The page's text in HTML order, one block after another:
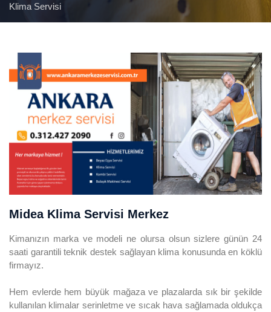
Klima Servisi
Midea Klima Servisi Merkez
Kimanızın marka ve modeli ne olursa olsun sizlere günün 24
saati garantili teknik destek sağlayan klima konusunda en köklü
firmayız.
Hem evlerde hem büyük mağaza ve plazalarda sık bir şekilde
kullanılan klimalar serinletme ve sıcak hava sağlamada oldukça